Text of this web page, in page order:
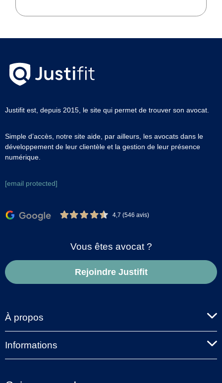
Justifit est, depuis 2015, le site qui permet de trouver son avocat.
Simple d’accès, notre site aide, par ailleurs, les avocats dans le
développement de leur clientèle et la gestion de leur présence
numérique.
[email protected]
4,7 (546 avis)
Vous êtes avocat ?
Rejoindre Justifit
À propos
Informations